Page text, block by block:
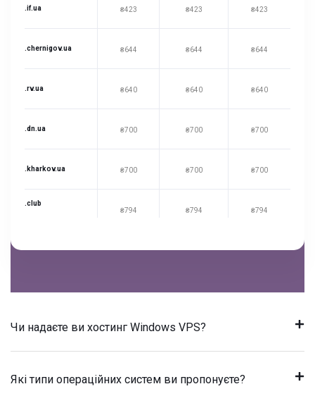
.if.ua ₴423 ₴423 ₴423
.chernigov.ua ₴644 ₴644 ₴644
.rv.ua ₴640 ₴640 ₴640
.dn.ua ₴700 ₴700 ₴700
.kharkov.ua ₴700 ₴700 ₴700
.club
₴794
₴794 ₴794
Чи надаєте ви хостинг Windows VPS?
Які типи операційних систем ви пропонуєте?